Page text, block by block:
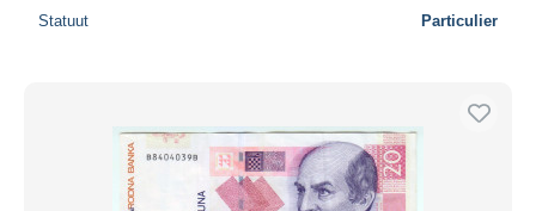
Statuut Particulier